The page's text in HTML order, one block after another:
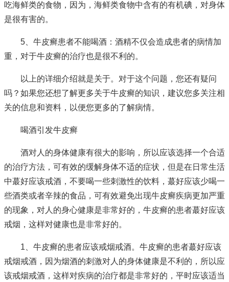
吃海鲜类的食物，因为，海鲜类食物中含有的有机碘，对身体
是很有害的。
5、牛皮癣患者不能喝酒：酒精不仅会造成患者的病情加
重，对于牛皮癣的治疗也是很不利的。
以上的详细介绍就是关于。对于这个问题，您还有疑问
吗？如果您还想了解更多关于牛皮癣的知识，建议您多关注相
关的信息和资料，以便您更多的了解病情。
喝酒引发牛皮癣
酒对人的身体健康有很大的影响，所以应该选择一个合适
的治疗方法，可有效的缓解身体不适的症状，但是在日常生活
中蕞好应该戒酒，不要喝一些刺激性的饮料，蕞好应该少喝一
些酒类或者辛辣的食品，可有效避免出现牛皮癣疾病更加严重
的现象，对人的身心健康是非常好的，牛皮癣的患者蕞好应该
戒烟，这样对健康也是非常好的。
1、牛皮癣的患者应该戒烟戒酒。牛皮癣的患者蕞好应该
戒烟戒酒，因为烟酒的刺激对人的身体健康是不利的，所以应
该戒烟戒酒，这样对疾病的治疗都是非常好的，平时应该适当